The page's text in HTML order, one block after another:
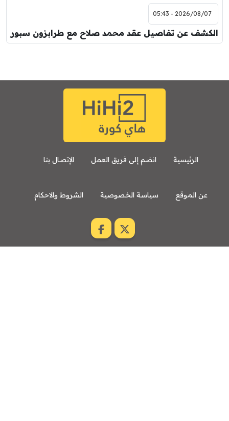
2026/08/07 - 05:43
الكشف عن تفاصيل عقد محمد صلاح مع طرابزون سبور
الرئيسية انضم إلى فريق العمل الإتصال بنا
عن الموقع سياسة الخصوصية الشروط والاحكام